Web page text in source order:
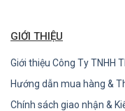
GIỚI THIỆU
Giới thiệu Công Ty TNHH
Hướng dẫn mua hàng &
Chính sách giao nhận &